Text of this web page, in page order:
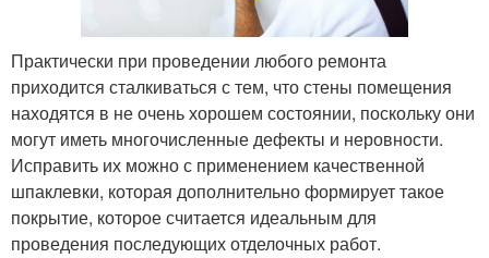
Практически при проведении любого ремонта
приходится сталкиваться с тем, что стены помещения
находятся в не очень хорошем состоянии, поскольку они
могут иметь многочисленные дефекты и неровности.
Исправить их можно с применением качественной
шпаклевки, которая дополнительно формирует такое
покрытие, которое считается идеальным для
проведения последующих отделочных работ.